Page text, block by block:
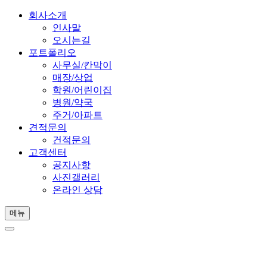
회사소개
인사말
오시는길
포트폴리오
사무실/칸막이
매장/상업
학원/어린이집
병원/약국
주거/아파트
견적문의
건적문의
고객센터
공지사항
사진갤러리
온라인 상담
메뉴